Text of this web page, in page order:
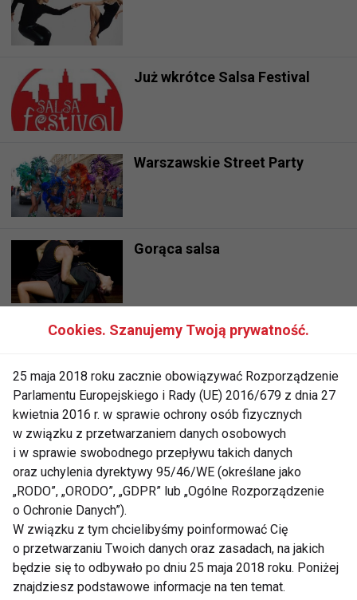
Już wkrótce Salsa Festival
Warszawskie Street Party
Gorąca salsa
Jose Torres - kwintesencją
Jose Torres - kwintesencją
salsy jest energia!
Salsa aerobik
Cookies. Szanujemy Twoją prywatność.
25 maja 2018 roku zacznie obowiązywać Rozporządzenie
Parlamentu Europejskiego i Rady (UE) 2016/679 z dnia 27
kwietnia 2016 r. w sprawie ochrony osób fizycznych
w związku z przetwarzaniem danych osobowych
i w sprawie swobodnego przepływu takich danych
oraz uchylenia dyrektywy 95/46/WE (określane jako
„RODO”, „ORODO”, „GDPR” lub „Ogólne Rozporządzenie
o Ochronie Danych”).
W związku z tym chcielibyśmy poinformować Cię
o przetwarzaniu Twoich danych oraz zasadach, na jakich
będzie się to odbywało po dniu 25 maja 2018 roku. Poniżej
znajdziesz podstawowe informacje na ten temat.